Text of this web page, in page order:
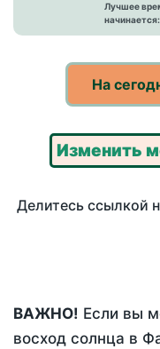
Лучшее
На
Изменить
Делитесь ссылкой
ВАЖНО! Если вы
восход солнца в